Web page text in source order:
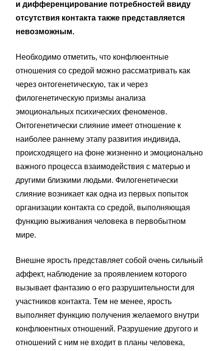
и дифференцирование потребностей ввиду
отсутствия контакта также представляется
невозможным.
Необходимо отметить, что конфлюентные
отношения со средой можно рассматривать как
через онтогенетическую, так и через
филогенетическую призмы анализа
эмоциональных психических феноменов.
Онтогенетически слияние имеет отношение к
наиболее раннему этапу развития индивида,
происходящего на фоне жизненно и эмоционально
важного процесса взаимодействия с матерью и
другими близкими людьми. Филогенетически
слияние возникает как одна из первых попыток
организации контакта со средой, выполняющая
функцию выживания человека в первобытном
мире.
Внешне ярость представляет собой очень сильный
аффект, наблюдение за проявлением которого
вызывает фантазию о его разрушительности для
участников контакта. Тем не менее, ярость
выполняет функцию получения желаемого внутри
конфлюентных отношений. Разрушение другого и
отношений с ним не входит в планы человека,